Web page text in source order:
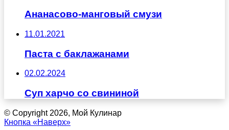
Ананасово-манговый смузи
11.01.2021
Паста с баклажанами
02.02.2024
Суп харчо со свининой
© Copyright 2026, Мой Кулинар
Кнопка «Наверх»